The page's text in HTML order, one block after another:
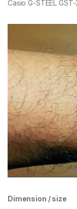
Casio G-STEEL
Dimension / size